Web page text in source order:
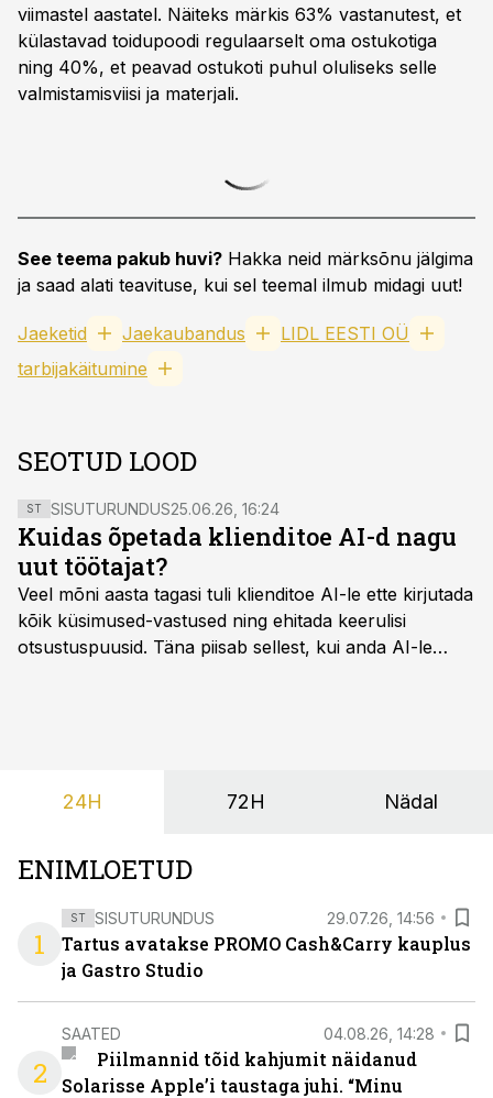
viimastel aastatel. Näiteks märkis 63% vastanutest, et
külastavad toidupoodi regulaarselt oma ostukotiga
ning 40%, et peavad ostukoti puhul oluliseks selle
valmistamisviisi ja materjali.
See teema pakub huvi? Hakka neid märksõnu jälgima
ja saad alati teavituse, kui sel teemal ilmub midagi uut!
Jaeketid Jaekaubandus
LIDL EESTI OÜ
tarbijakäitumine
SEOTUD LOOD
ST SISUTURUNDUS25.06.26, 16:24
Kuidas õpetada klienditoe AI-d nagu
uut töötajat?
Veel mõni aasta tagasi tuli klienditoe AI-le ette kirjutada
kõik küsimused-vastused ning ehitada keerulisi
otsustuspuusid. Täna piisab sellest, kui anda AI-le
24H 72H Nädal
ENIMLOETUD
1
ST SISUTURUNDUS 29.07.26, 14:56
Tartus avatakse PROMO Cash&Carry kauplus
ja Gastro Studio
2
SAATED 04.08.26, 14:28
Piilmannid tõid kahjumit näidanud
Solarisse Apple’i taustaga juhi. “Minu